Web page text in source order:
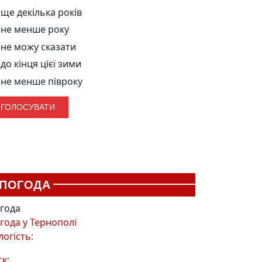
ще декілька років
не менше року
не можу сказати
до кінця цієї зими
не менше півроку
ПОГОДА
уТернополі